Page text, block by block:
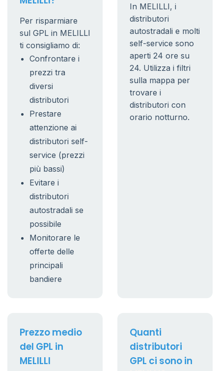
Per risparmiare
sul GPL in MELILLI
ti consigliamo di:
Confrontare i
prezzi tra
diversi
distributori
Prestare
attenzione ai
distributori self-
service (prezzi
più bassi)
Evitare i
distributori
autostradali se
possibile
Monitorare le
offerte delle
principali
bandiere
In MELILLI, i
distributori
autostradali e molti
self-service sono
aperti 24 ore su
24. Utilizza i filtri
sulla mappa per
trovare i
distributori con
orario notturno.
Prezzo medio
del GPL in
MELILLI
Quanti
distributori
GPL ci sono in